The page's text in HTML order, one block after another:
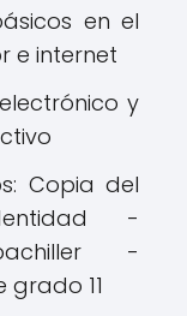
en el
e internet
y
Copia del
-
-
11